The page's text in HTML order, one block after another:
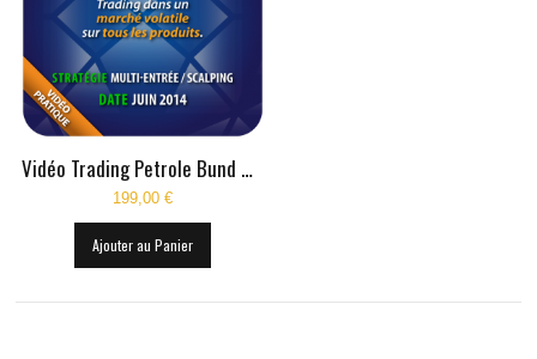
Vidéo Trading Petrole Bund Or Juin 2014
199,00 €
Ajouter au Panier